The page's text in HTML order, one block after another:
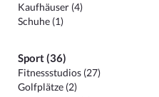
Kaufhäuser (4)
Schuhe (1)
Sport (36)
Fitnessstudios (27)
Golfplätze (2)